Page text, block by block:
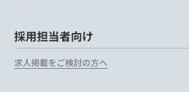
採用担当者向け
求人掲載をご検討の方へ